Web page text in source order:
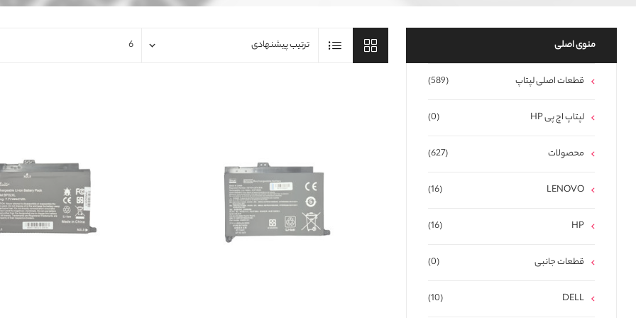
فلت لپتاپ
منوی اصلی
(589) قطعات اصلی لپتاپ
(0) لپتاپ اچ پی HP
(627) محصولات
(16) LENOVO
(16) HP
(0) قطعات جانبی
(10) DELL